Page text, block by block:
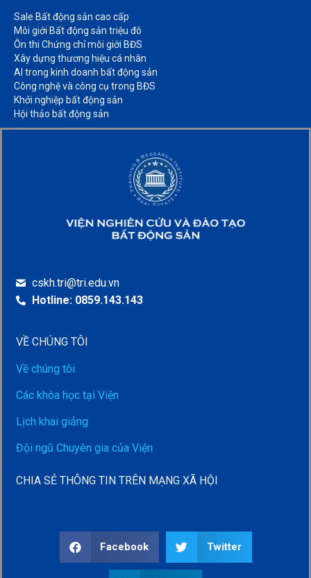
Sale Bất động sản cao cấp​
Môi giới Bất động sản triệu đô​
Ôn thi Chứng chỉ môi giới BĐS​
Xây dựng thương hiệu cá nhân​
AI trong kinh doanh bất động sản​
Công nghệ và công cụ trong BĐS​
Khởi nghiệp bất động sản​
Hội thảo bất động sản​
cskh.tri@tri.edu.vn
Hotline: 0859.143.143
VỀ CHÚNG TÔI
Về chúng tôi
Các khóa học tại Viện
Lịch khai giảng
Đội ngũ Chuyên gia của Viện
CHIA SẺ THÔNG TIN TRÊN MẠNG XÃ HỘI
Facebook Twitter